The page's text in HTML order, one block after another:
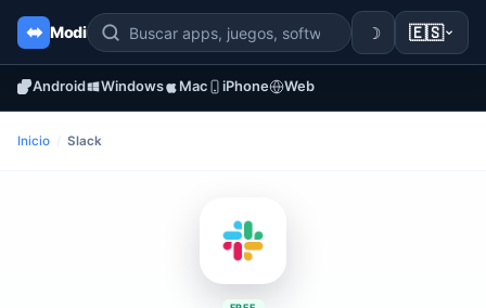
Modi ☽ 🇪🇸
Android Windows Mac iPhone Web
Inicio / Slack